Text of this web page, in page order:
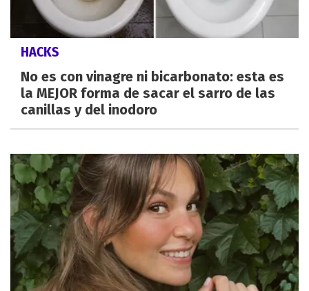
HACKS
No es con vinagre ni bicarbonato: esta es
la MEJOR forma de sacar el sarro de las
canillas y del inodoro